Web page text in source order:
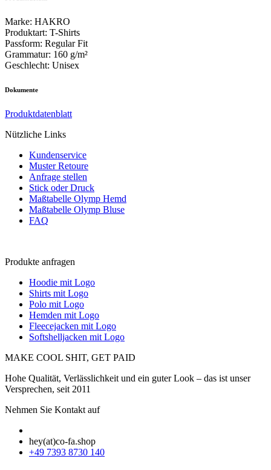
Marke: HAKRO
Produktart: T-Shirts
Passform: Regular Fit
Grammatur: 160 g/m²
Geschlecht: Unisex
Dokumente
Produktdatenblatt
Nützliche Links
Kundenservice
Muster Retoure
Anfrage stellen
Stick oder Druck
Maßtabelle Olymp Hemd
Maßtabelle Olymp Bluse
FAQ
Produkte anfragen
Hoodie mit Logo
Shirts mit Logo
Polo mit Logo
Hemden mit Logo
Fleecejacken mit Logo
Softshelljacken mit Logo
MAKE COOL SHIT, GET PAID
Hohe Qualität, Verlässlichkeit und ein guter Look – das ist unser
Versprechen, seit 2011
Nehmen Sie Kontakt auf
hey(at)co-fa.shop
+49 7393 8730 140